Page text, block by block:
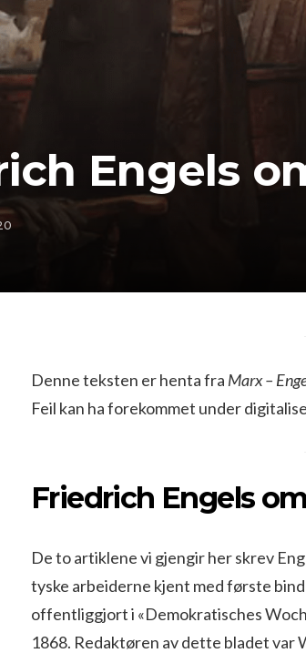
Engels
Denne teksten er henta fra Marx –
Feil kan ha forekommet under
Friedrich Engels
De to artiklene vi gjengir her skrev
tyske arbeiderne kjent med første
offentliggjort i «Demokratisches
1868. Redaktøren av dette bladet var